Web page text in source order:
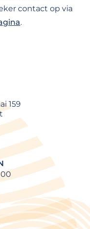
contact op via
.
159
00